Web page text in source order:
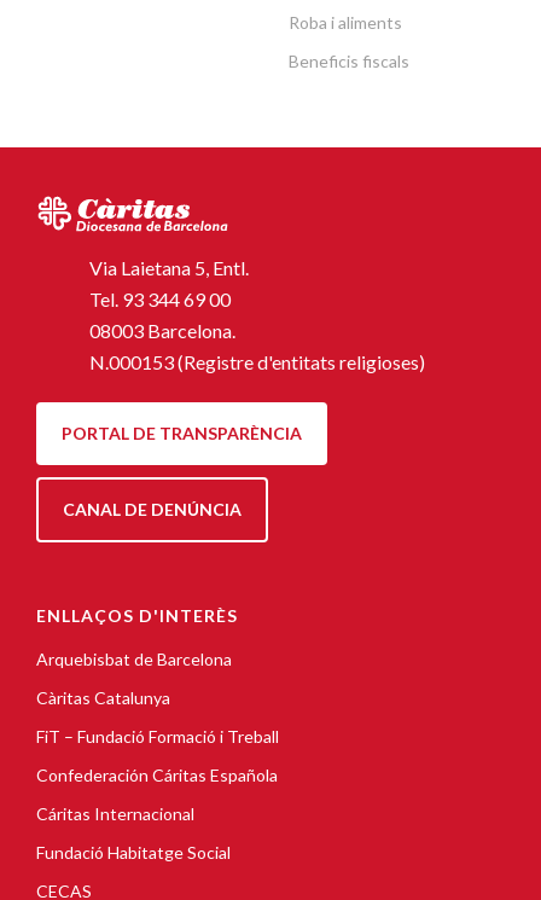
Roba i aliments
Beneficis fiscals
Via Laietana 5, Entl.
Tel. 93 344 69 00
08003 Barcelona.
N.000153 (Registre d'entitats religioses)
PORTAL DE TRANSPARÈNCIA
CANAL DE DENÚNCIA
ENLLAÇOS D'INTERÈS
Arquebisbat de Barcelona
Càritas Catalunya
FiT – Fundació Formació i Treball
Confederación Cáritas Española
Cáritas Internacional
Fundació Habitatge Social
CECAS